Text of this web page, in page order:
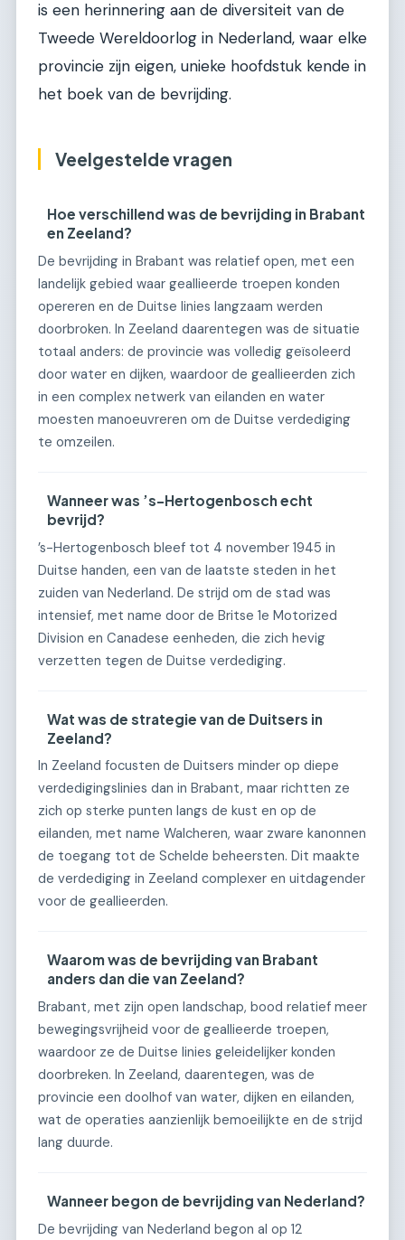
is een herinnering aan de diversiteit van de
Tweede Wereldoorlog in Nederland, waar elke
provincie zijn eigen, unieke hoofdstuk kende in
het boek van de bevrijding.
Veelgestelde vragen
Hoe verschillend was de bevrijding in Brabant
en Zeeland?
De bevrijding in Brabant was relatief open, met een
landelijk gebied waar geallieerde troepen konden
opereren en de Duitse linies langzaam werden
doorbroken. In Zeeland daarentegen was de situatie
totaal anders: de provincie was volledig geïsoleerd
door water en dijken, waardoor de geallieerden zich
in een complex netwerk van eilanden en water
moesten manoeuvreren om de Duitse verdediging
te omzeilen.
Wanneer was ’s-Hertogenbosch echt
bevrijd?
’s-Hertogenbosch bleef tot 4 november 1945 in
Duitse handen, een van de laatste steden in het
zuiden van Nederland. De strijd om de stad was
intensief, met name door de Britse 1e Motorized
Division en Canadese eenheden, die zich hevig
verzetten tegen de Duitse verdediging.
Wat was de strategie van de Duitsers in
Zeeland?
In Zeeland focusten de Duitsers minder op diepe
verdedigingslinies dan in Brabant, maar richtten ze
zich op sterke punten langs de kust en op de
eilanden, met name Walcheren, waar zware kanonnen
de toegang tot de Schelde beheersten. Dit maakte
de verdediging in Zeeland complexer en uitdagender
voor de geallieerden.
Waarom was de bevrijding van Brabant
anders dan die van Zeeland?
Brabant, met zijn open landschap, bood relatief meer
bewegingsvrijheid voor de geallieerde troepen,
waardoor ze de Duitse linies geleidelijker konden
doorbreken. In Zeeland, daarentegen, was de
provincie een doolhof van water, dijken en eilanden,
wat de operaties aanzienlijk bemoeilijkte en de strijd
lang duurde.
Wanneer begon de bevrijding van Nederland?
De bevrijding van Nederland begon al op 12